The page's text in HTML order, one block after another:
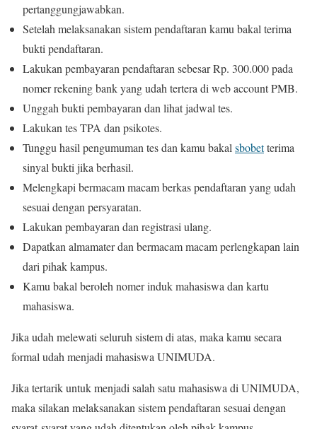
pertanggungjawabkan.
Setelah melaksanakan sistem pendaftaran kamu bakal terima
bukti pendaftaran.
Lakukan pembayaran pendaftaran sebesar Rp. 300.000 pada
nomer rekening bank yang udah tertera di web account PMB.
Unggah bukti pembayaran dan lihat jadwal tes.
Lakukan tes TPA dan psikotes.
Tunggu hasil pengumuman tes dan kamu bakal sbobetterima
sinyal bukti jika berhasil.
Melengkapi bermacam macam berkas pendaftaran yang udah
sesuai dengan persyaratan.
Lakukan pembayaran dan registrasi ulang.
Dapatkan almamater dan bermacam macam perlengkapan lain
dari pihak kampus.
Kamu bakal beroleh nomer induk mahasiswa dan kartu
mahasiswa.
Jika udah melewati seluruh sistem di atas, maka kamu secara
formal udah menjadi mahasiswa UNIMUDA.
Jika tertarik untuk menjadi salah satu mahasiswa di UNIMUDA,
maka silakan melaksanakan sistem pendaftaran sesuai dengan